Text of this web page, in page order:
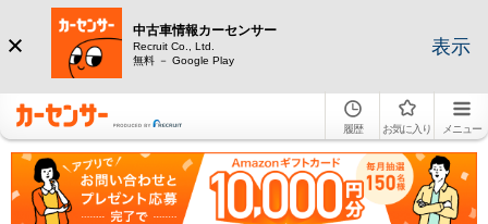
中古車情報カーセンサー
Recruit Co., Ltd.
無料 － Google Play
表示
履歴 お気に入り メニュー